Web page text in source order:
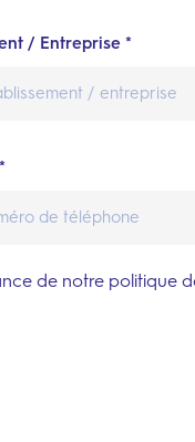
/ Entreprise *
de notre politique